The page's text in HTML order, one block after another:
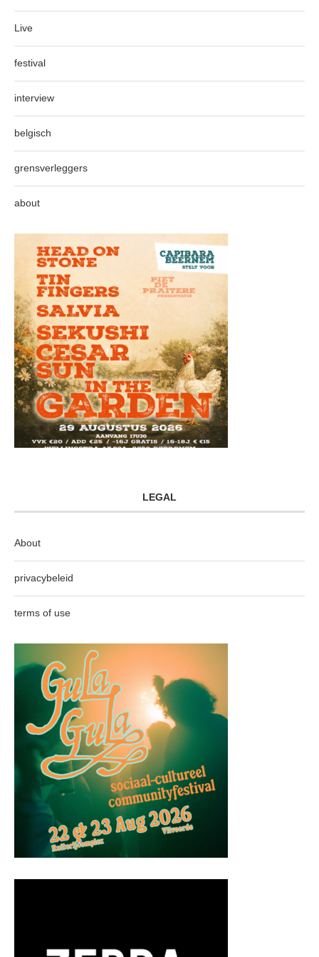
Live
festival
interview
belgisch
grensverleggers
about
LEGAL
About
privacybeleid
terms of use